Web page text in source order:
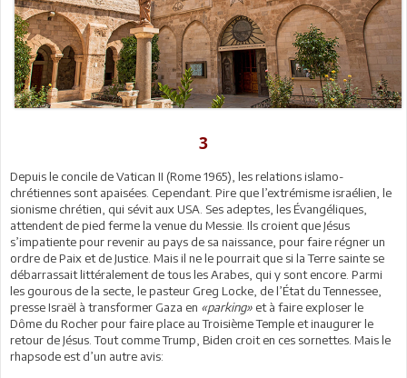
3
Depuis le concile de Vatican II (Rome 1965), les relations islamo-
chrétiennes sont apaisées. Cependant. Pire que l’extrémisme israélien, le
sionisme chrétien, qui sévit aux USA. Ses adeptes, les Évangéliques,
attendent de pied ferme la venue du Messie. Ils croient que Jésus
s’impatiente pour revenir au pays de sa naissance, pour faire régner un
ordre de Paix et de Justice. Mais il ne le pourrait que si la Terre sainte se
débarrassait littéralement de tous les Arabes, qui y sont encore. Parmi
les gourous de la secte, le pasteur Greg Locke, de l’État du Tennessee,
presse Israël à transformer Gaza en «parking» et à faire exploser le
Dôme du Rocher pour faire place au Troisième Temple et inaugurer le
retour de Jésus. Tout comme Trump, Biden croit en ces sornettes. Mais le
rhapsode est d’un autre avis: